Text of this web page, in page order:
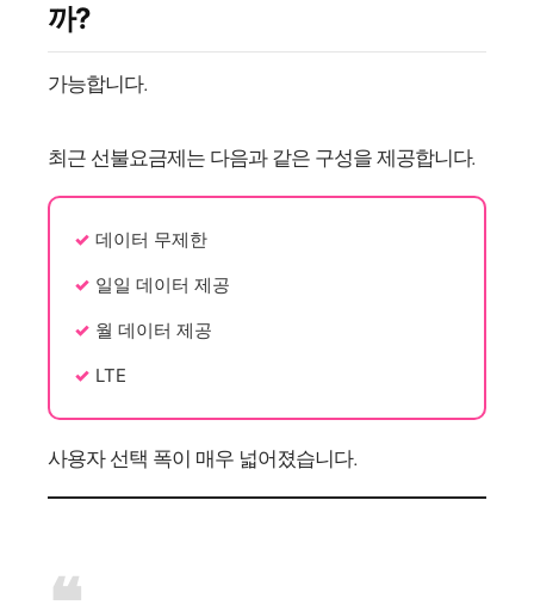
까?
가능합니다.
최근 선불요금제는 다음과 같은 구성을 제공합니다.
데이터 무제한
일일 데이터 제공
월 데이터 제공
LTE
사용자 선택 폭이 매우 넓어졌습니다.